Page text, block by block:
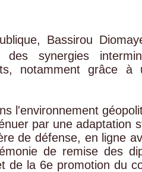
Bassirou
des synergies
notamment grâce
l'environnement
par une adaptation
de défense, en ligne
de remise des
de la 6e promotion du